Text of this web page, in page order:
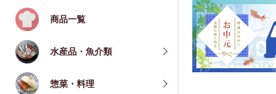
商品一覧
水産品・魚介類
惣菜・料理